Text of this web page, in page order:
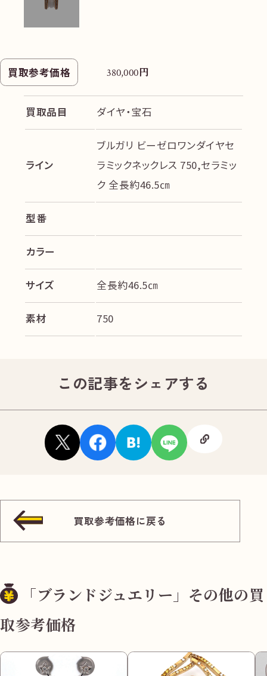
買取参考価格 380,000円
買取品目 ダイヤ・宝石
ライン
ブルガリ ビーゼロワンダイヤセ
ラミックネックレス 750,セラミッ
ク 全長約46.5㎝
型番
カラー
サイズ 全長約46.5㎝
素材 750
この記事をシェアする
買取参考価格に戻る
「ブランドジュエリー」その他の買
取参考価格